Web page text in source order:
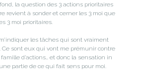
la question des 3 actions prioritaires
revient à sonder et cerner les 3 moi que
3 moi prioritaires.
les tâches qui sont vraiment
Ce sont eux qui vont me prémunir contre
d’actions… et donc la sensation in
partie de ce qui fait sens pour moi.